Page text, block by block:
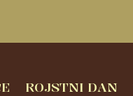
ROJSTNI DAN